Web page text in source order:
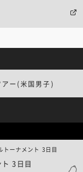
アー(米国男子)
3日目
ーナメント 3日目